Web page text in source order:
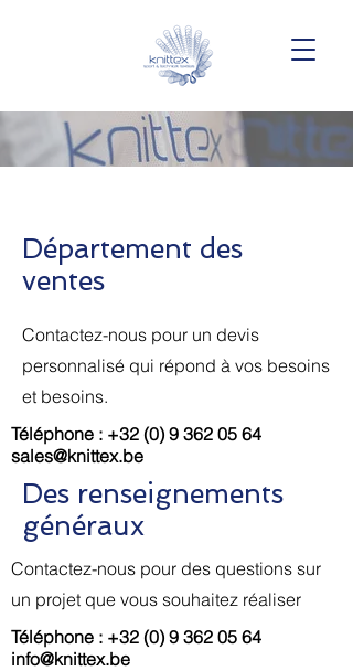
Département des
ventes
Contactez-nous pour un devis
personnalisé qui répond à vos besoins
et besoins.
Téléphone : +32 (0) 9 362 05 64
sales@knittex.be
Des renseignements
généraux
Contactez-nous pour des questions sur
un projet que vous souhaitez réaliser
Téléphone : +32 (0) 9 362 05 64
info@knittex.be